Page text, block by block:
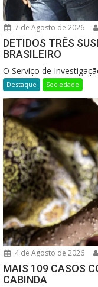
7 de Agosto de 2026
DETIDOS TRÊS
BRASILEIRO
O Serviço de
Destaque Sociedade
4 de Agosto de 2026
MAIS 109 CASOS
CABINDA